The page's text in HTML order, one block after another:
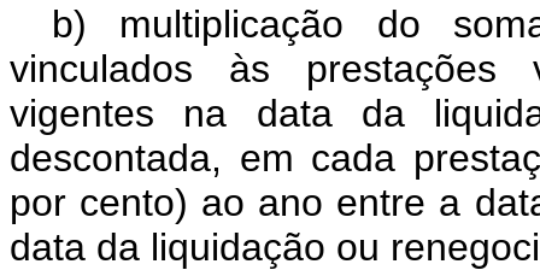
b) multiplicação do
vinculados às prestações
vigentes na data da
descontada, em cada
por cento) ao ano entre a
data da liquidação ou